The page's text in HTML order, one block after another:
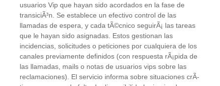
usuarios Vip que hayan sido acordados en la fase de
transiciÃ³n. Se establece un efectivo control de las
llamadas de espera, y cada tÃ©cnico seguirÃ¡ las tareas
que le hayan sido asignadas. Estos gestionan las
incidencias, solicitudes o peticiones por cualquiera de los
canales previamente definidos (con respuesta rÃ¡pida de
las llamadas, mails o notas de usuarios vips sobre las
reclamaciones). El servicio informa sobre situaciones crÃ­